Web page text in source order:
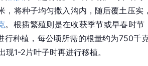
，将种子均匀撒入沟内，随后覆土压
。根插繁殖则是在收获季节或早春时
行种植，每公顷所需的根量约为750
现1-2片叶子时再进行移植。